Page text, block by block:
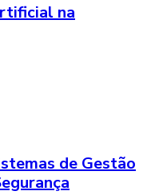
na
de Gestão